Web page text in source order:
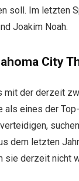
soll. Im letzten
Joakim Noah.
City
mit der derzeit
als eines der
dem letzten
sie derzeit nicht